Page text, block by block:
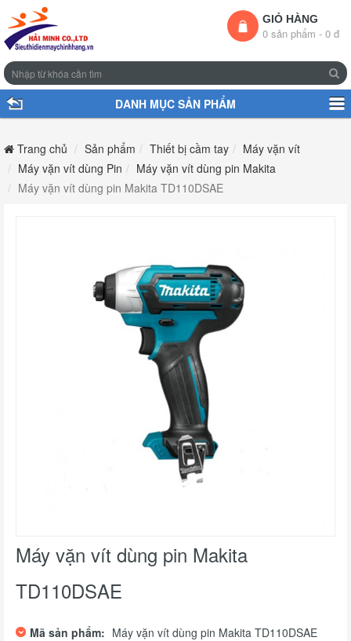
GIỎ HÀNG
0 sản phẩm - 0 đ
DANH MỤC SẢN PHẨM
Trang chủ Sản phẩm Thiết bị cầm tay
Máy vặn vít
Máy vặn vít dùng Pin
Máy vặn vít dùng pin Makita
Máy vặn vít dùng pin Makita TD110DSAE
Máy vặn vít dùng pin Makita
TD110DSAE
Mã sản phẩm: Máy vặn vít dùng pin Makita TD110DSAE